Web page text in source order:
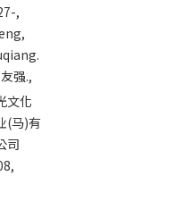
,
强.,
文化
(马)有
司